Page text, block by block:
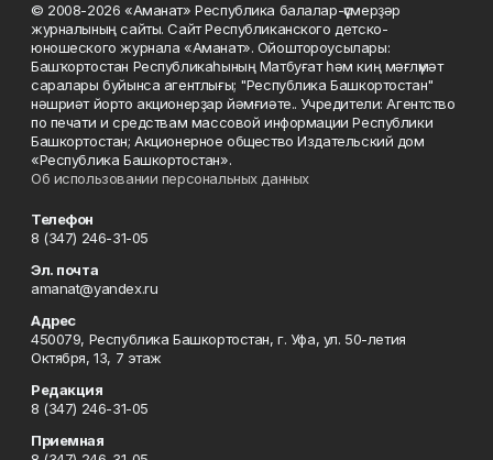
© 2008-2026 «Аманат» Республика балалар-үҫмерҙәр
журналының сайты. Сайт Республиканского детско-
юношеского журнала «Аманат». Ойоштороусылары:
Башҡортостан Республикаһының Матбуғат һәм киң мәғлүмәт
саралары буйынса агентлығы; "Республика Башкортостан"
нәшриәт йорто акционерҙар йәмғиәте.. Учредители: Агентство
по печати и средствам массовой информации Республики
Башкортостан; Акционерное общество Издательский дом
«Республика Башкортостан».
Об использовании персональных данных
Телефон
8 (347) 246-31-05
Эл. почта
amanat@yandex.ru
Адрес
450079, Республика Башкортостан, г. Уфа, ул. 50-летия
Октября, 13, 7 этаж
Редакция
8 (347) 246-31-05
Приемная